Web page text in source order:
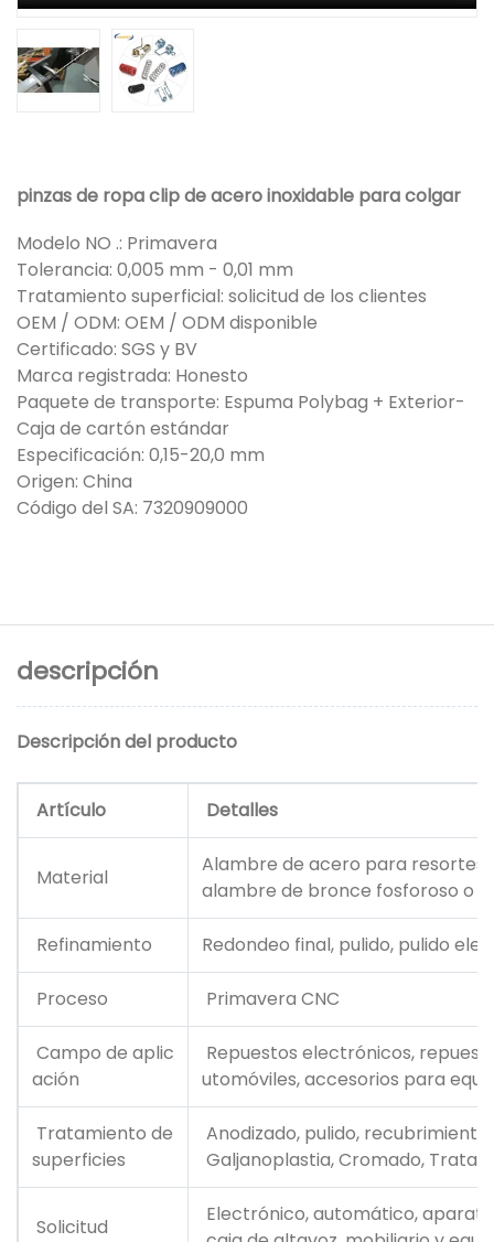
pinzas de ropa clip de acero inoxidable para colgar
Modelo NO .: Primavera
Tolerancia: 0,005 mm - 0,01 mm
Tratamiento superficial: solicitud de los clientes
OEM / ODM: OEM / ODM disponible
Certificado: SGS y BV
Marca registrada: Honesto
Paquete de transporte: Espuma Polybag + Exterior-
Caja de cartón estándar
Especificación: 0,15-20,0 mm
Origen: China
Código del SA: 7320909000
descripción
Descripción del producto
Artículo Detalles
Material
Alambre de acero para
alambre de bronce fosforoso o
Refinamiento Redondeo final, pulido, pulido
Proceso Primavera CNC
Campo de aplic
ación
Repuestos electrónicos,
utomóviles, accesorios para
Tratamiento de
superficies
Anodizado, pulido,
Galjanoplastia, Cromado,
Solicitud
Electrónico, automático,